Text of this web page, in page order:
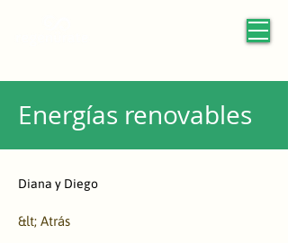
Energías renovables
Diana y Diego
&lt; Atrás